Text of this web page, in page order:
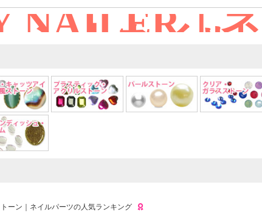
NAILER｜ネ
ン｜ネイル
ーン｜ネイルパーツの人気ランキング